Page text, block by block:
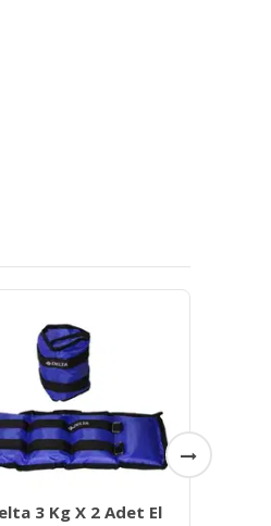
Delta Pilates Bandı Tam